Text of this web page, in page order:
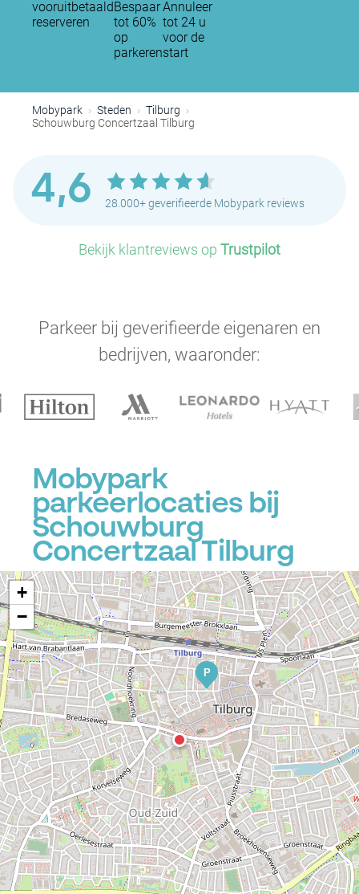
vooruitbetaald
reserveren
Bespaar
tot 60%
op
parkeren
Annuleer
tot 24 u
voor de
start
Mobypark Steden
Tilburg
Schouwburg Concertzaal Tilburg
4,6 28.000+ geverifieerde Mobypark reviews
Bekijk klantreviews op Trustpilot
Parkeer bij geverifieerde eigenaren en
bedrijven, waaronder:
Mobypark
parkeerlocaties bij
Schouwburg
Concertzaal Tilburg
P
+
−